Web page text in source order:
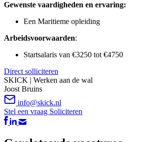
Gewenste vaardigheden en ervaring:
Een Maritieme opleiding
Arbeidsvoorwaarden:
Startsalaris van €3250 tot €4750
Direct solliciteren
SKICK | Werken aan de wal
Joost Bruins
info@skick.nl
Stel een vraag Soliciteren